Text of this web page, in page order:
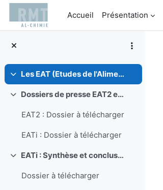
Passer au contenu principal
Accueil
Présentation
Replier Les EAT (Etudes de l'Alimentation Totale)
Replier Dossiers de presse EAT2 et EATi
EAT2 : Dossier à télécharger
EATi : Dossier à télécharger
Replier EATi : Synthèse et conclusions
Dossier à télécharger